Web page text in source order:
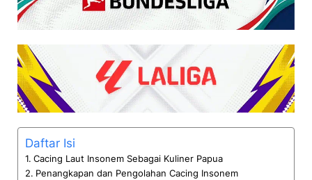
Daftar Isi
Cacing Laut Insonem Sebagai Kuliner Papua
Penangkapan dan Pengolahan Cacing Insonem